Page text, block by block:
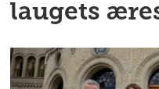
laugets